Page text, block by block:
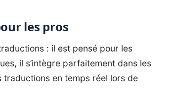
les pros
: il est pensé pour les
il s’intègre parfaitement dans les
en temps réel lors de